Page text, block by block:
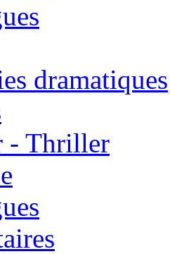
dramatiques
- Thriller